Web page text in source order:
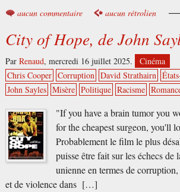
aucun commentaire aucun rétrolien
City of Hope, de John
Par Renaud, mercredi 16 juillet 2025. Cinéma
Chris Cooper Corruption David Strathairn
John Sayles Misère Politique Racisme
"If you have a brain tumor you
for the cheapest surgeon, you'll
Probablement le film le plus
puisse être fait sur les échecs de
unienne en termes de
et de violence dans […]